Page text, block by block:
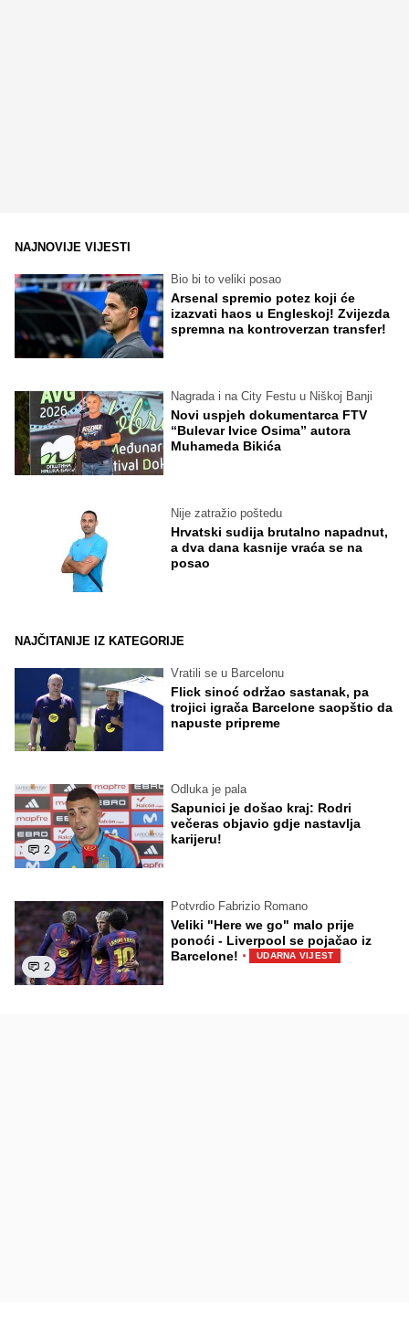
NAJNOVIJE VIJESTI
Bio bi to veliki posao
Arsenal spremio potez koji će
izazvati haos u Engleskoj! Zvijezda
spremna na kontroverzan transfer!
Nagrada i na City Festu u Niškoj Banji
Novi uspjeh dokumentarca FTV
“Bulevar Ivice Osima” autora
Muhameda Bikića
Nije zatražio poštedu
Hrvatski sudija brutalno napadnut,
a dva dana kasnije vraća se na
posao
NAJČITANIJE IZ KATEGORIJE
Vratili se u Barcelonu
Flick sinoć održao sastanak, pa
trojici igrača Barcelone saopštio da
napuste pripreme
2
Odluka je pala
Sapunici je došao kraj: Rodri
večeras objavio gdje nastavlja
karijeru!
2
Potvrdio Fabrizio Romano
Veliki "Here we go" malo prije
ponoći - Liverpool se pojačao iz
Barcelone! · UDARNA VIJEST